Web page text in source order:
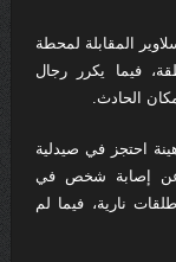
المقابلة لمحطة
فيما يكرر رجال
الحادث.
احتجز في صيدلية
عن إصابة شخص في
نارية، فيما لم